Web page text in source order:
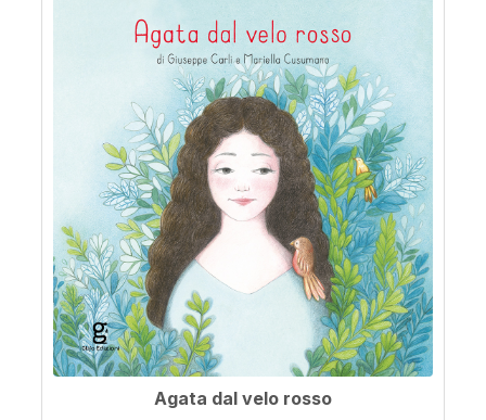
Agata dal velo rosso